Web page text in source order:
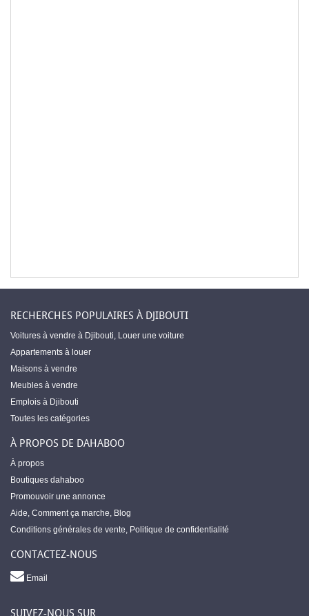
RECHERCHES POPULAIRES À DJIBOUTI
Voitures à vendre à Djibouti, Louer une voiture
Appartements à louer
Maisons à vendre
Meubles à vendre
Emplois à Djibouti
Toutes les catégories
À PROPOS DE DAHABOO
À propos
Boutiques dahaboo
Promouvoir une annonce
Aide, Comment ça marche, Blog
Conditions générales de vente, Politique de confidentialité
CONTACTEZ-NOUS
Email
SUIVEZ-NOUS SUR